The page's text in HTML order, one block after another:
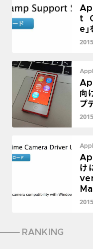
t
e」
向
プ
け
RANKING